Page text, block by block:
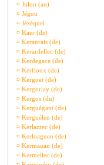
¤ Julou (an)
¤ Jégou
¤ Jézéquel
¤ Kaer (de)
¤ Keranrais (de)
¤ Kerardellec (de)
¤ Kerdegace (de)
¤ Kerfloux (de)
¤ Kergoet (de)
¤ Kergorlay (de)
¤ Kergos (du)
¤ Kerguégant (de)
¤ Kerguélen (de)
¤ Kerlazrec (de)
¤ Kerloaguen (de)
¤ Kermauan (de)
¤ Kermellec (de)